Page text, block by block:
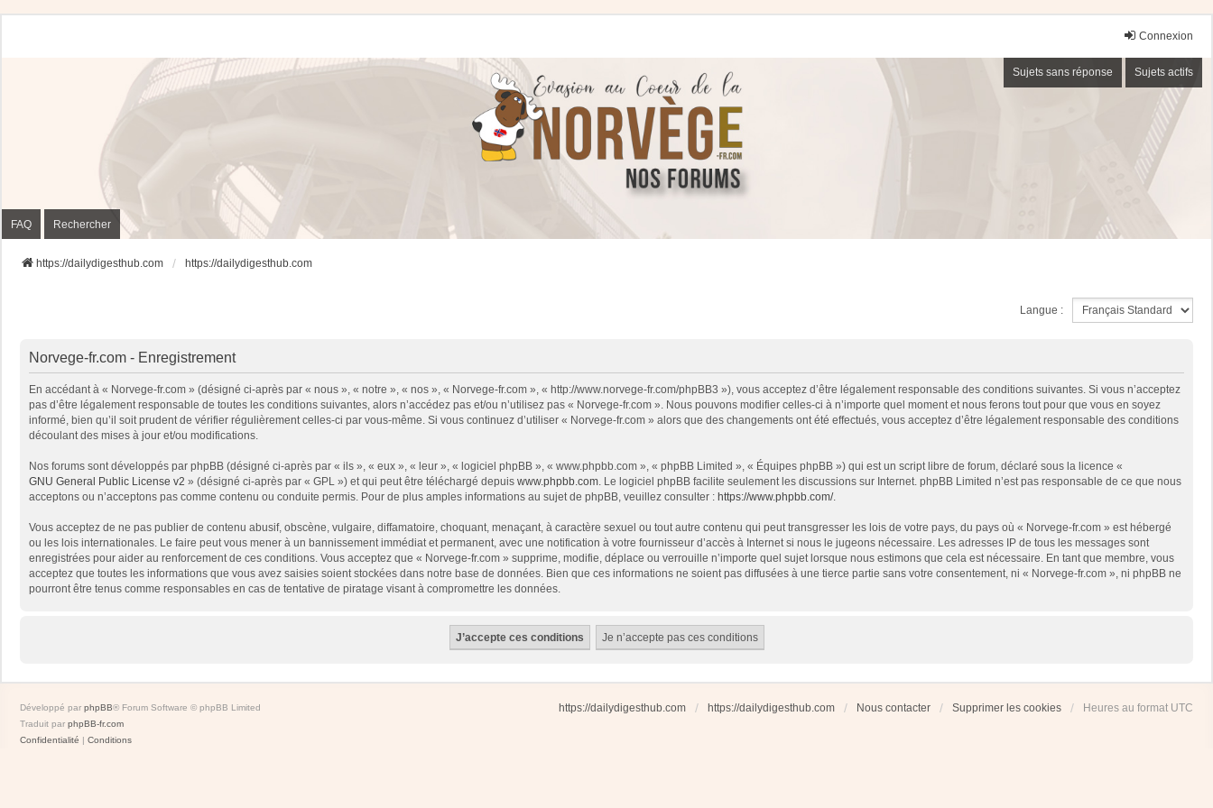
Connexion
Sujets sans réponse Sujets actifs
FAQ Rechercher
https://dailydigesthub.com https://dailydigesthub.com
Langue :
Norvege-fr.com - Enregistrement
En accédant à « Norvege-fr.com » (désigné ci-après par « nous », « notre », « nos », « Norvege-fr.com », « http://www.norvege-fr.com/phpBB3 »), vous acceptez d’être légalement responsable des conditions suivantes. Si vous n’acceptez
pas d’être légalement responsable de toutes les conditions suivantes, alors n’accédez pas et/ou n’utilisez pas « Norvege-fr.com ». Nous pouvons modifier celles-ci à n’importe quel moment et nous ferons tout pour que vous en soyez
informé, bien qu’il soit prudent de vérifier régulièrement celles-ci par vous-même. Si vous continuez d’utiliser « Norvege-fr.com » alors que des changements ont été effectués, vous acceptez d’être légalement responsable des conditions
découlant des mises à jour et/ou modifications.
Nos forums sont développés par phpBB (désigné ci-après par « ils », « eux », « leur », « logiciel phpBB », « www.phpbb.com », « phpBB Limited », « Équipes phpBB ») qui est un script libre de forum, déclaré sous la licence «
GNU General Public License v2 » (désigné ci-après par « GPL ») et qui peut être téléchargé depuis www.phpbb.com. Le logiciel phpBB facilite seulement les discussions sur Internet. phpBB Limited n’est pas responsable de ce que nous
acceptons ou n’acceptons pas comme contenu ou conduite permis. Pour de plus amples informations au sujet de phpBB, veuillez consulter : https://www.phpbb.com/.
Vous acceptez de ne pas publier de contenu abusif, obscène, vulgaire, diffamatoire, choquant, menaçant, à caractère sexuel ou tout autre contenu qui peut transgresser les lois de votre pays, du pays où « Norvege-fr.com » est hébergé
ou les lois internationales. Le faire peut vous mener à un bannissement immédiat et permanent, avec une notification à votre fournisseur d’accès à Internet si nous le jugeons nécessaire. Les adresses IP de tous les messages sont
enregistrées pour aider au renforcement de ces conditions. Vous acceptez que « Norvege-fr.com » supprime, modifie, déplace ou verrouille n’importe quel sujet lorsque nous estimons que cela est nécessaire. En tant que membre, vous
acceptez que toutes les informations que vous avez saisies soient stockées dans notre base de données. Bien que ces informations ne soient pas diffusées à une tierce partie sans votre consentement, ni « Norvege-fr.com », ni phpBB ne
pourront être tenus comme responsables en cas de tentative de piratage visant à compromettre les données.
https://dailydigesthub.com https://dailydigesthub.com Nous contacter Supprimer les cookies Heures au format UTC
Développé par phpBB® Forum Software © phpBB Limited
Traduit par phpBB-fr.com
Confidentialité | Conditions